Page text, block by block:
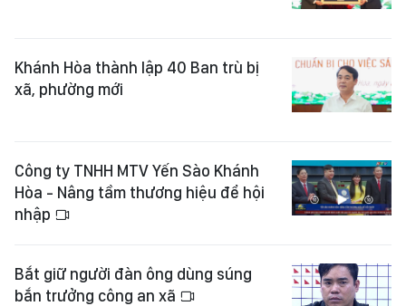
Khánh Hòa thành lập 40 Ban trù bị
xã, phường mới
Công ty TNHH MTV Yến Sào Khánh
Hòa - Nâng tầm thương hiệu để hội
nhập
Bắt giữ người đàn ông dùng súng
bắn trưởng công an xã